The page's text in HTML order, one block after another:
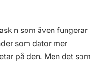
som även fungerar
som dator mer
på den. Men det som